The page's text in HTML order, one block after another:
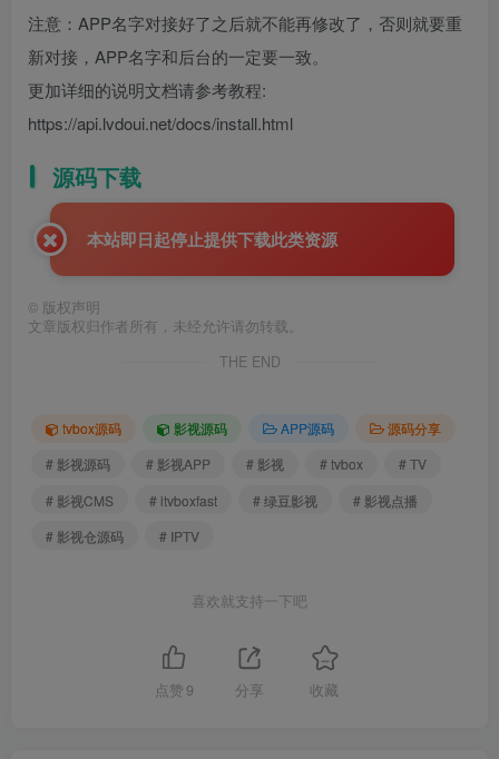
注意：APP名字对接好了之后就不能再修改了，否则就要重
新对接，APP名字和后台的一定要一致。
更加详细的说明文档请参考教程:
https://api.lvdoui.net/docs/install.html
源码下载
本站即日起停止提供下载此类资源
© 版权声明
文章版权归作者所有，未经允许请勿转载。
THE END
tvbox源码 影视源码 APP源码
源码分享
# 影视源码
# 影视APP # 影视 # tvbox
# TV
# 影视CMS
# itvboxfast # 绿豆影视
# 影视点播
# 影视仓源码
# IPTV
喜欢就支持一下吧
点赞 9 分享 收藏